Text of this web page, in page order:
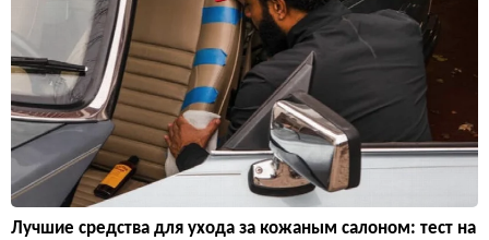
Лучшие средства для ухода за кожаным салоном: тест на